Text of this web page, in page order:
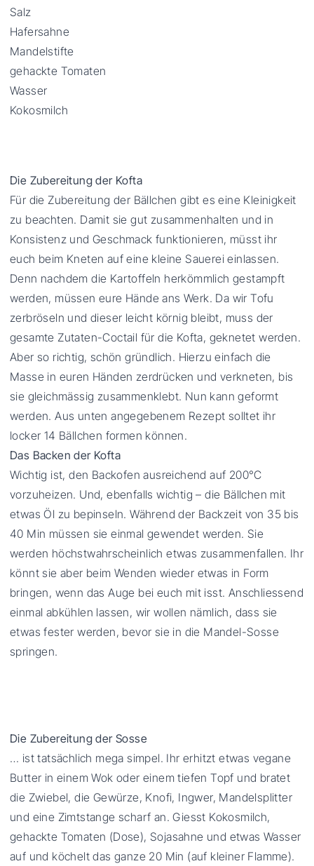
Salz
Hafersahne
Mandelstifte
gehackte Tomaten
Wasser
Kokosmilch
Die Zubereitung der Kofta
Für die Zubereitung der Bällchen gibt es eine Kleinigkeit
zu beachten. Damit sie gut zusammenhalten und in
Konsistenz und Geschmack funktionieren, müsst ihr
euch beim Kneten auf eine kleine Sauerei einlassen.
Denn nachdem die Kartoffeln herkömmlich gestampft
werden, müssen eure Hände ans Werk. Da wir Tofu
zerbröseln und dieser leicht körnig bleibt, muss der
gesamte Zutaten-Coctail für die Kofta, geknetet werden.
Aber so richtig, schön gründlich. Hierzu einfach die
Masse in euren Händen zerdrücken und verkneten, bis
sie gleichmässig zusammenklebt. Nun kann geformt
werden. Aus unten angegebenem Rezept solltet ihr
locker 14 Bällchen formen können.
Das Backen der Kofta
Wichtig ist, den Backofen ausreichend auf 200°C
vorzuheizen. Und, ebenfalls wichtig – die Bällchen mit
etwas Öl zu bepinseln. Während der Backzeit von 35 bis
40 Min müssen sie einmal gewendet werden. Sie
werden höchstwahrscheinlich etwas zusammenfallen. Ihr
könnt sie aber beim Wenden wieder etwas in Form
bringen, wenn das Auge bei euch mit isst. Anschliessend
einmal abkühlen lassen, wir wollen nämlich, dass sie
etwas fester werden, bevor sie in die Mandel-Sosse
springen.
Die Zubereitung der Sosse
… ist tatsächlich mega simpel. Ihr erhitzt etwas vegane
Butter in einem Wok oder einem tiefen Topf und bratet
die Zwiebel, die Gewürze, Knofi, Ingwer, Mandelsplitter
und eine Zimtstange scharf an. Giesst Kokosmilch,
gehackte Tomaten (Dose), Sojasahne und etwas Wasser
auf und köchelt das ganze 20 Min (auf kleiner Flamme).